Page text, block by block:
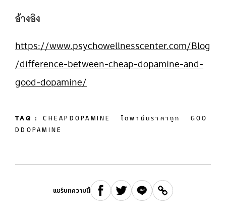
อ้างอิง
https://www.psychowellnesscenter.com/Blog
/difference-between-cheap-dopamine-and-
good-dopamine/
TAG : CHEAPDOPAMINE โดพามีนราคาถูก GOO
DDOPAMINE
แชร์บทความนี้